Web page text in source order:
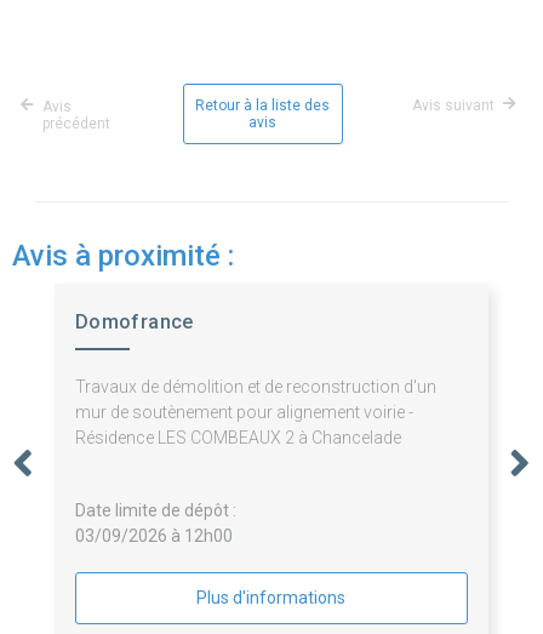
Avis
précédent
Retour à la liste des
avis
Avis suivant
Avis à proximité :
Domofrance
Travaux de démolition et de reconstruction d'un
mur de soutènement pour alignement voirie -
Résidence LES COMBEAUX 2 à Chancelade
Date limite de dépôt :
03/09/2026 à 12h00
Plus d'informations